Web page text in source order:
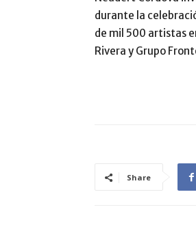
durante la
de mil 500 artistas
Rivera y Grupo
Share